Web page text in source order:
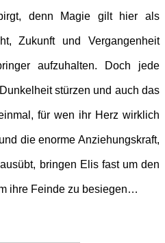
denn Magie gilt hier als
Zukunft und Vergangenheit
aufzuhalten. Doch jede
stürzen und auch das
für wen ihr Herz wirklich
die enorme Anziehungskraft,
bringen Elis fast um den
ihre Feinde zu besiegen…